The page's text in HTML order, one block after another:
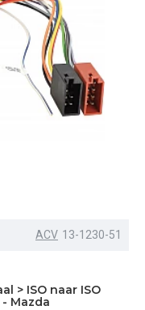
ACV 13-1230-51
> ISO naar ISO
Mazda